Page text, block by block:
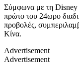
Σύμφωνα με τη Disney
πρώτο του 24ωρο
προβολές,
Κίνα.
Advertisement
Advertisement